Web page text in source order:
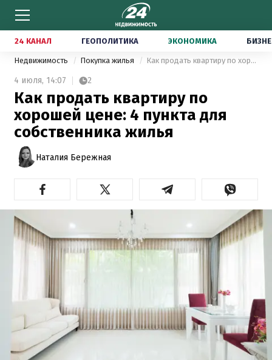
24 КАНАЛ ГЕОПОЛИТИКА ЭКОНОМИКА
Недвижимость Покупка жилья Как продать квартиру по хорошей цене: 4 пункта для собственника жилья
4 июля, 14:07 2
Как продать квартиру по
хорошей цене: 4 пункта для
собственника жилья
Наталия Бережная